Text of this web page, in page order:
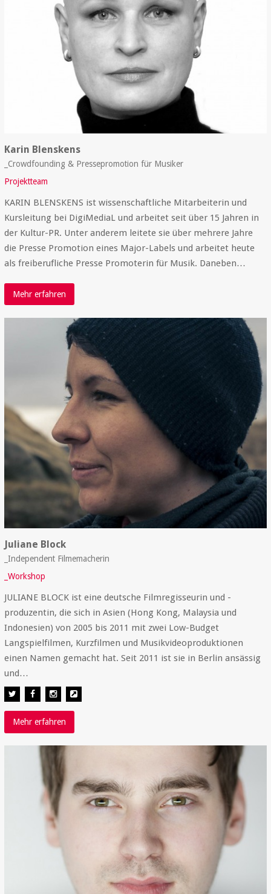
Karin Blenskens
_Crowdfounding & Pressepromotion für Musiker
Projektteam
KARIN BLENSKENS ist wissenschaftliche Mitarbeiterin und
Kursleitung bei DigiMediaL und arbeitet seit über 15 Jahren in
der Kultur-PR. Unter anderem leitete sie über mehrere Jahre
die Presse Promotion eines Major-Labels und arbeitet heute
als freiberufliche Presse Promoterin für Musik. Daneben…
Mehr erfahren
Juliane Block
_Independent Filmemacherin
_Workshop
JULIANE BLOCK ist eine deutsche Filmregisseurin und -
produzentin, die sich in Asien (Hong Kong, Malaysia und
Indonesien) von 2005 bis 2011 mit zwei Low-Budget
Langspielfilmen, Kurzfilmen und Musikvideoproduktionen
einen Namen gemacht hat. Seit 2011 ist sie in Berlin ansässig
und…
Mehr erfahren